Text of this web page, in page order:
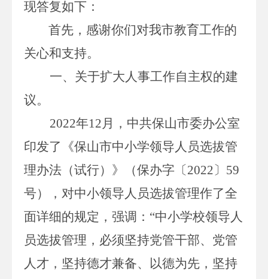
现答复如下：
首先， 感谢你们对我市教育工作的
关心和支持。
一、关于扩大人事工作自主权的建
议。
2022年12月， 中共保山市委办公室
印发了《保山市中小学领导人员选拔管
理办法（试行）》（保办字〔2022〕 59
号），对中小领导人员选拔管理作了全
面详细的规定，强调： “中小学校领导人
员选拔管理，必须坚持党管干部、党管
人才，坚持德才兼备、以德为先，坚持